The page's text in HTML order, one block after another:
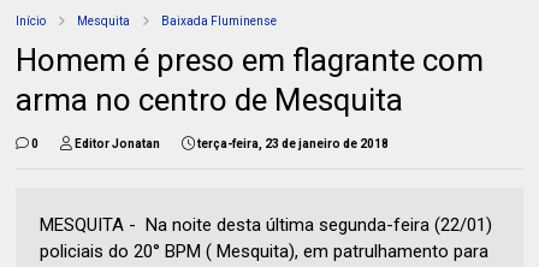
Início Mesquita Baixada Fluminense
Homem é preso em flagrante com
arma no centro de Mesquita
0 Editor Jonatan terça-feira, 23 de janeiro de 2018
MESQUITA - Na noite desta última segunda-feira (22/01)
policiais do 20° BPM ( Mesquita), em patrulhamento para